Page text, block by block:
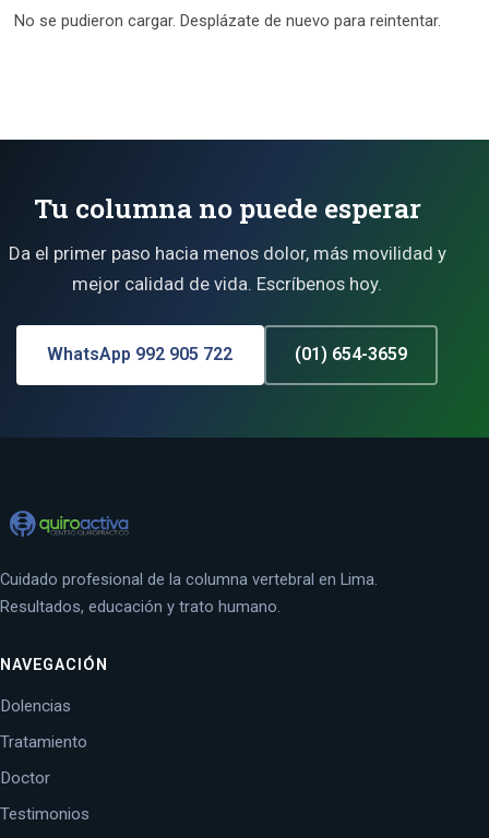
No se pudieron cargar. Desplázate de nuevo para reintentar.
Tu columna no puede esperar
Da el primer paso hacia menos dolor, más movilidad y
mejor calidad de vida. Escríbenos hoy.
WhatsApp 992 905 722 (01) 654-3659
Cuidado profesional de la columna vertebral en Lima.
Resultados, educación y trato humano.
NAVEGACIÓN
Dolencias
Tratamiento
Doctor
Testimonios